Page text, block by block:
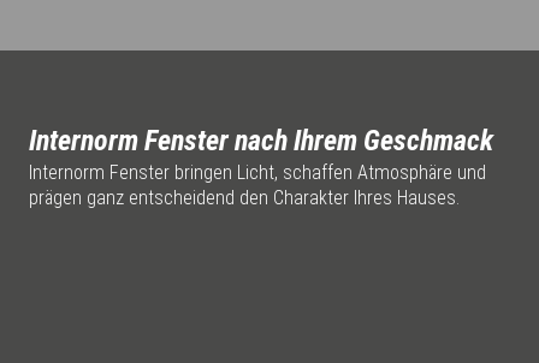
Internorm Fenster nach Ihrem Geschmack
Internorm Fenster bringen Licht, schaffen Atmosphäre und
prägen ganz entscheidend den Charakter Ihres Hauses.